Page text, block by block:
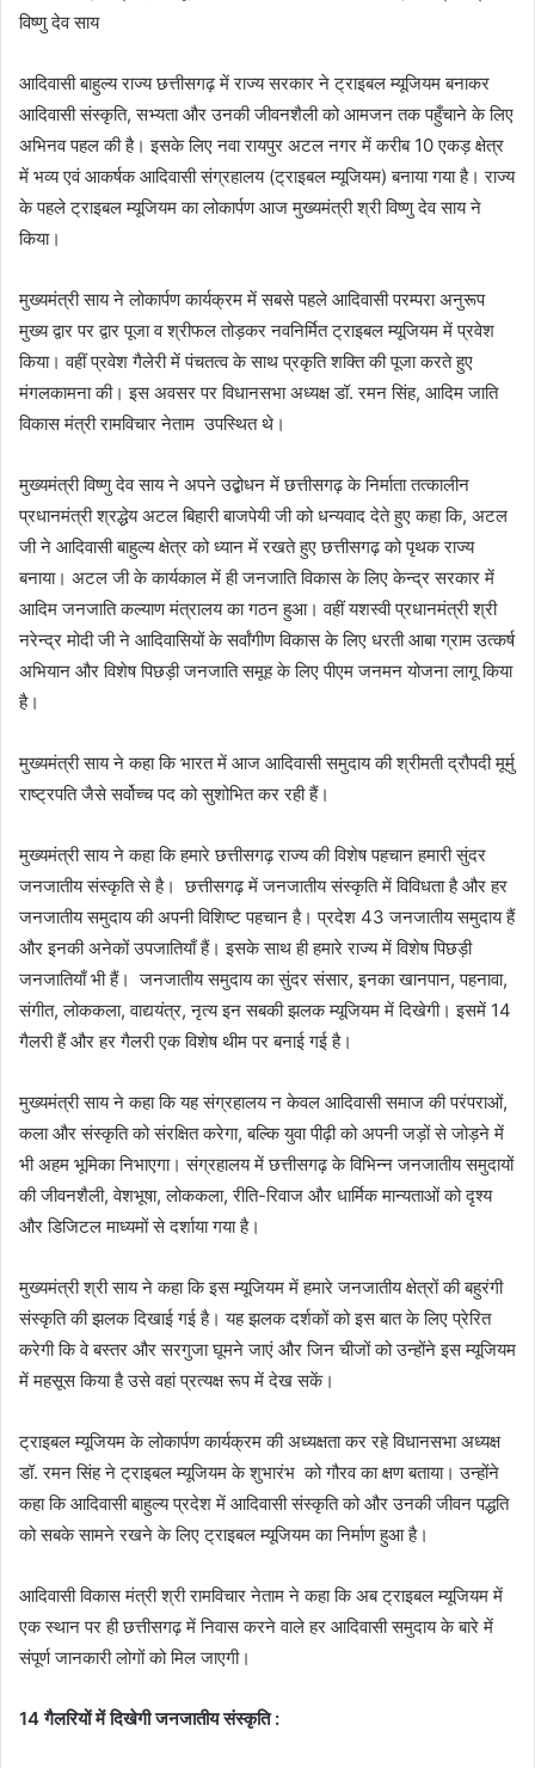
आदिवासी बाहुल्य राज्य छत्तीसगढ़ में राज्य सरकार ने ट्राइबल म्यूजियम बनाकर
आदिवासी संस्कृति, सभ्यता और उनकी जीवनशैली को आमजन तक पहुँचाने के लिए
अभिनव पहल की है। इसके लिए नवा रायपुर अटल नगर में करीब 10 एकड़ क्षेत्र
में भव्य एवं आकर्षक आदिवासी संग्रहालय (ट्राइबल म्यूजियम) बनाया गया है। राज्य
के पहले ट्राइबल म्यूजियम का लोकार्पण आज मुख्यमंत्री श्री विष्णु देव साय ने
किया।
मुख्यमंत्री साय ने लोकार्पण कार्यक्रम में सबसे पहले आदिवासी परम्परा अनुरूप
मुख्य द्वार पर द्वार पूजा व श्रीफल तोड़कर नवनिर्मित ट्राइबल म्यूजियम में प्रवेश
किया। वहीं प्रवेश गैलेरी में पंचतत्व के साथ प्रकृति शक्ति की पूजा करते हुए
मंगलकामना की। इस अवसर पर विधानसभा अध्यक्ष डॉ. रमन सिंह, आदिम जाति
विकास मंत्री रामविचार नेताम उपस्थित थे।
मुख्यमंत्री विष्णु देव साय ने अपने उद्बोधन में छत्तीसगढ़ के निर्माता तत्कालीन
प्रधानमंत्री श्रद्धेय अटल बिहारी बाजपेयी जी को धन्यवाद देते हुए कहा कि, अटल
जी ने आदिवासी बाहुल्य क्षेत्र को ध्यान में रखते हुए छत्तीसगढ़ को पृथक राज्य
बनाया। अटल जी के कार्यकाल में ही जनजाति विकास के लिए केन्द्र सरकार में
आदिम जनजाति कल्याण मंत्रालय का गठन हुआ। वहीं यशस्वी प्रधानमंत्री श्री
नरेन्द्र मोदी जी ने आदिवासियों के सर्वांगीण विकास के लिए धरती आबा ग्राम उत्कर्ष
अभियान और विशेष पिछड़ी जनजाति समूह के लिए पीएम जनमन योजना लागू किया
है।
मुख्यमंत्री साय ने कहा कि भारत में आज आदिवासी समुदाय की श्रीमती द्रौपदी मूर्मु
राष्ट्रपति जैसे सर्वोच्च पद को सुशोभित कर रही हैं।
मुख्यमंत्री साय ने कहा कि हमारे छत्तीसगढ़ राज्य की विशेष पहचान हमारी सुंदर
जनजातीय संस्कृति से है। छत्तीसगढ़ में जनजातीय संस्कृति में विविधता है और हर
जनजातीय समुदाय की अपनी विशिष्ट पहचान है। प्रदेश 43 जनजातीय समुदाय हैं
और इनकी अनेकों उपजातियाँ हैं। इसके साथ ही हमारे राज्य में विशेष पिछड़ी
जनजातियाँ भी हैं। जनजातीय समुदाय का सुंदर संसार, इनका खानपान, पहनावा,
संगीत, लोककला, वाद्ययंत्र, नृत्य इन सबकी झलक म्यूजियम में दिखेगी। इसमें 14
गैलरी हैं और हर गैलरी एक विशेष थीम पर बनाई गई है।
मुख्यमंत्री साय ने कहा कि यह संग्रहालय न केवल आदिवासी समाज की परंपराओं,
कला और संस्कृति को संरक्षित करेगा, बल्कि युवा पीढ़ी को अपनी जड़ों से जोड़ने में
भी अहम भूमिका निभाएगा। संग्रहालय में छत्तीसगढ़ के विभिन्न जनजातीय समुदायों
की जीवनशैली, वेशभूषा, लोककला, रीति-रिवाज और धार्मिक मान्यताओं को दृश्य
और डिजिटल माध्यमों से दर्शाया गया है।
मुख्यमंत्री श्री साय ने कहा कि इस म्यूजियम में हमारे जनजातीय क्षेत्रों की बहुरंगी
संस्कृति की झलक दिखाई गई है। यह झलक दर्शकों को इस बात के लिए प्रेरित
करेगी कि वे बस्तर और सरगुजा घूमने जाएं और जिन चीजों को उन्होंने इस म्यूजियम
में महसूस किया है उसे वहां प्रत्यक्ष रूप में देख सकें।
ट्राइबल म्यूजियम के लोकार्पण कार्यक्रम की अध्यक्षता कर रहे विधानसभा अध्यक्ष
डॉ. रमन सिंह ने ट्राइबल म्यूजियम के शुभारंभ को गौरव का क्षण बताया। उन्होंने
कहा कि आदिवासी बाहुल्य प्रदेश में आदिवासी संस्कृति को और उनकी जीवन पद्धति
को सबके सामने रखने के लिए ट्राइबल म्यूजियम का निर्माण हुआ है।
आदिवासी विकास मंत्री श्री रामविचार नेताम ने कहा कि अब ट्राइबल म्यूजियम में
एक स्थान पर ही छत्तीसगढ़ में निवास करने वाले हर आदिवासी समुदाय के बारे में
संपूर्ण जानकारी लोगों को मिल जाएगी।
14 गैलरियों में दिखेगी जनजातीय संस्कृति :